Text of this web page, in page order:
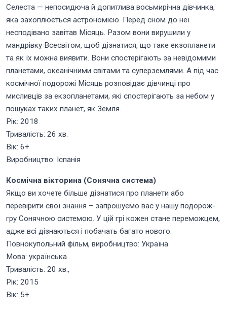
Селеста — непосидюча й допитлива восьмирічна дівчинка,
яка захоплюється астрономією. Перед сном до неї
несподівано завітав Місяць. Разом вони вирушили у
мандрівку Всесвітом, щоб дізнатися, що таке екзопланети
та як їх можна виявити. Вони спостерігають за невідомими
планетами, океанічними світами та суперземлями. А під час
космічної подорожі Місяць розповідає дівчинці про
мисливців за екзопланетами, які спостерігають за небом у
пошуках таких планет, як Земля.
Рік: 2018
Тривалість: 26 хв.
Вік: 6+
Виробництво: Іспанія
Космічна вікторина (Сонячна система)
Якщо ви хочете більше дізнатися про планети або
перевірити свої знання – запрошуємо вас у нашу подорож-
гру Сонячною системою. У цій грі кожен стане переможцем,
адже всі дізнаються і побачать багато нового.
Повнокупольний фільм, виробництво: Україна
Мова: українська
Тривалість: 20 хв.,
Рік: 2015
Вік: 5+